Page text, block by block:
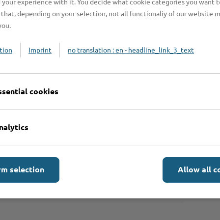
that, depending on your selection, not all functionaliy of our website
Imprint no translation : en - headline_link_3_text
cookies
Allow all
selection